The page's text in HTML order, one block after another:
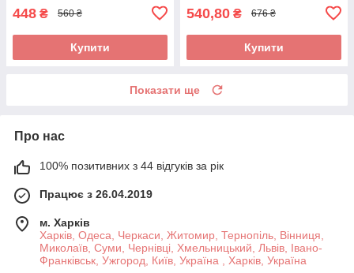
448 ₴ 560 ₴
Купити
540,80 ₴ 676 ₴
Купити
Показати ще
Про нас
100% позитивних з 44 відгуків за рік
Працює з 26.04.2019
м. Харків
Харків, Одеса, Черкаси, Житомир, Тернопіль, Вінниця,
Миколаїв, Суми, Чернівці, Хмельницький, Львів, Івано-
Франківськ, Ужгород, Київ, Україна , Харків, Україна